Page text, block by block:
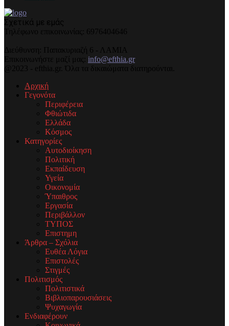
Σχετικά με εμάς
Τηλέφωνo επικοινωνίας: 6976404646
Διεύθυνση: Παπακυριαζή 6 - ΛΑΜΙΑ
Επικοινωνήστε μαζί μας: info@efthia.gr
@2023 - efthia.gr. Όλα τα δικαιώματα διατηρούνται.
Αρχική
Γεγονότα
Περιφέρεια
Φθιώτιδα
Ελλάδα
Κόσμος
Κατηγορίες
Αυτοδιοίκηση
Πολιτική
Εκπαίδευση
Υγεία
Οικονομία
Ύπαιθρος
Εργασία
Περιβάλλον
ΤΥΠΟΣ
Επιστημη
Άρθρα – Σχόλια
Ευθέα Λόγια
Επιστολές
Στιγμές
Πολιτισμός
Πολιτιστικά
Βιβλιοπαρουσιάσεις
Ψυχαγωγία
Ενδιαφέρουν